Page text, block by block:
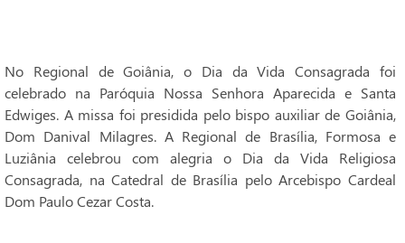
No Regional de Goiânia, o Dia da Vida Consagrada foi
celebrado na Paróquia Nossa Senhora Aparecida e Santa
Edwiges. A missa foi presidida pelo bispo auxiliar de Goiânia,
Dom Danival Milagres. A Regional de Brasília, Formosa e
Luziânia celebrou com alegria o Dia da Vida Religiosa
Consagrada, na Catedral de Brasília pelo Arcebispo Cardeal
Dom Paulo Cezar Costa.